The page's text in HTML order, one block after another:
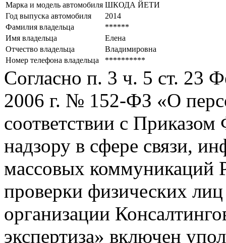
Марка и модель автомобиля ШКОДА ЙЕТИ
Год выпуска автомобиля
2014
Фамилия владельца
******
Имя владельца
Елена
Отчество владельца
Владимировна
Номер телефона владельца
**********
Согласно п. 3 ч. 5 ст. 23
2006 г. № 152-ФЗ «О
соответствии с
надзору в сфере связи,
массовых коммуникаций
проверки физических
организации
экспертиза» включен